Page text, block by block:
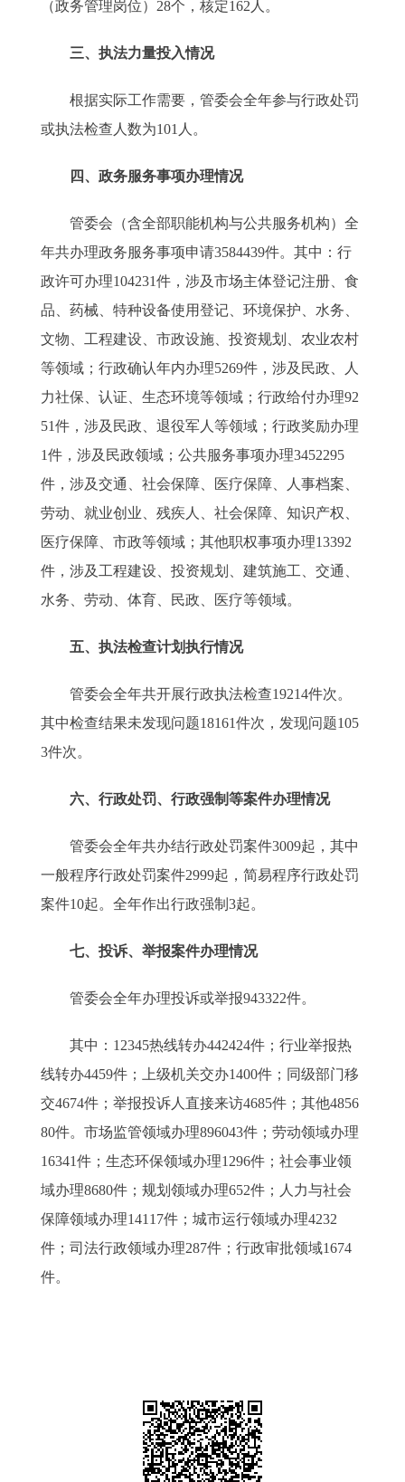
（政务管理岗位）28个，核定162人。
三、执法力量投入情况
根据实际工作需要，管委会全年参与行政处罚
或执法检查人数为101人。
四、政务服务事项办理情况
管委会（含全部职能机构与公共服务机构）全
年共办理政务服务事项申请3584439件。其中：行
政许可办理104231件，涉及市场主体登记注册、食
品、药械、特种设备使用登记、环境保护、水务、
文物、工程建设、市政设施、投资规划、农业农村
等领域；行政确认年内办理5269件，涉及民政、人
力社保、认证、生态环境等领域；行政给付办理92
51件，涉及民政、退役军人等领域；行政奖励办理
1件，涉及民政领域；公共服务事项办理3452295
件，涉及交通、社会保障、医疗保障、人事档案、
劳动、就业创业、残疾人、社会保障、知识产权、
医疗保障、市政等领域；其他职权事项办理13392
件，涉及工程建设、投资规划、建筑施工、交通、
水务、劳动、体育、民政、医疗等领域。
五、执法检查计划执行情况
管委会全年共开展行政执法检查19214件次。
其中检查结果未发现问题18161件次，发现问题105
3件次。
六、行政处罚、行政强制等案件办理情况
管委会全年共办结行政处罚案件3009起，其中
一般程序行政处罚案件2999起，简易程序行政处罚
案件10起。全年作出行政强制3起。
七、投诉、举报案件办理情况
管委会全年办理投诉或举报943322件。
其中：12345热线转办442424件；行业举报热
线转办4459件；上级机关交办1400件；同级部门移
交4674件；举报投诉人直接来访4685件；其他4856
80件。市场监管领域办理896043件；劳动领域办理
16341件；生态环保领域办理1296件；社会事业领
域办理8680件；规划领域办理652件；人力与社会
保障领域办理14117件；城市运行领域办理4232
件；司法行政领域办理287件；行政审批领域1674
件。